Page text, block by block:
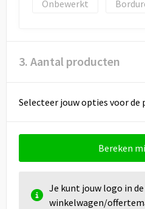
Goodiebags
Onbewerkt
3. Aantal producten
Selecteer jouw opties voor de
Bereken
Je kunt jouw logo in de
winkelwagen/